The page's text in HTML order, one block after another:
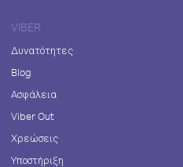
VIBER
Δυνατότητες
Blog
Ασφάλεια
Viber Out
Χρεώσεις
Υποστήριξη